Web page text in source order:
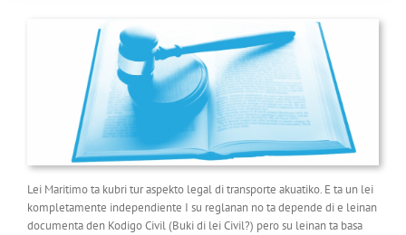
Lei Maritimo ta kubri tur aspekto legal di transporte akuatiko. E ta un lei
kompletamente independiente I su reglanan no ta depende di e leinan
documenta den Kodigo Civil (Buki di lei Civil?) pero su leinan ta basa